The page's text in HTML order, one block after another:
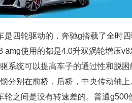
四轮驱动的，奔驰g搭载了全时
使用的都是4.0升双涡轮增压
系统可以提高车子的通过性和脱
分别在前桥，后桥，中央传动轴
之间是没有转速差的。普通